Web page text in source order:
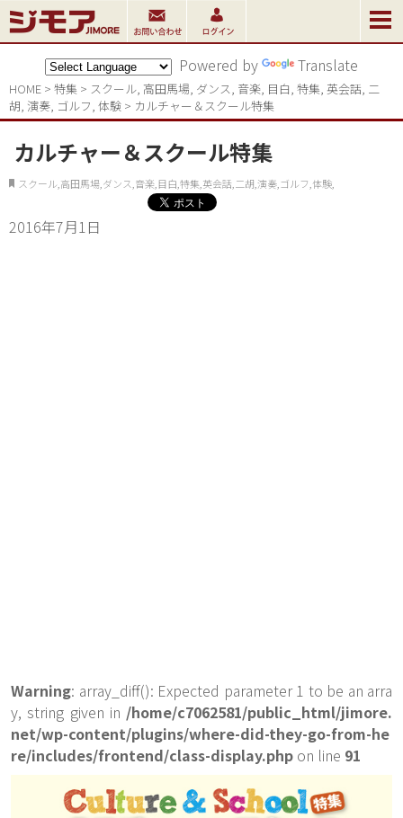
Powered by Translate
HOME > 特集 > スクール, 高田馬場, ダンス, 音楽, 目白, 特集, 英会話, 二
胡, 演奏, ゴルフ, 体験 > カルチャー＆スクール特集
カルチャー＆スクール特集
スクール,高田馬場,ダンス,音楽,目白,特集,英会話,二胡,演奏,ゴルフ,体験,
2016年7月1日
Warning: array_diff(): Expected parameter 1 to be an arra
y, string given in /home/c7062581/public_html/jimore.
net/wp-content/plugins/where-did-they-go-from-he
re/includes/frontend/class-display.php on line 91